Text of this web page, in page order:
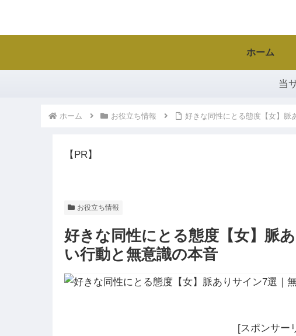
ホーム
当
ホーム お役立ち情報 好きな同性にとる態度【女】脈
【PR】
お役立ち情報
好きな同性にとる態度【女】脈
い行動と無意識の本音
[スポンサー